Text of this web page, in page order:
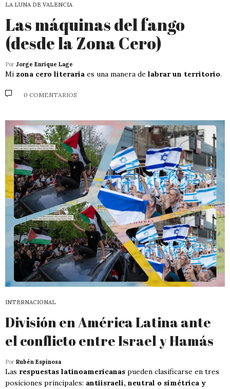
LA LUNA DE VALENCIA
Las máquinas del fango
(desde la Zona Cero)
Por Jorge Enrique Lage
Mi zona cero literaria es una manera de labrar un territorio.
0 COMENTARIOS
INTERNACIONAL
División en América Latina ante
el conflicto entre Israel y Hamás
Por Rubén Espinosa
Las respuestas latinoamericanas pueden clasificarse en tres
posiciones principales: antiisraelí, neutral o simétrica y